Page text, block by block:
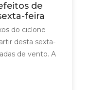
de
feira
do ciclone
desta sexta-
de vento. A